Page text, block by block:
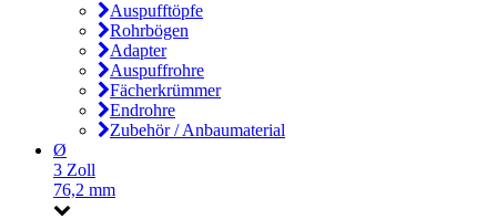
Auspufftöpfe
Rohrbögen
Adapter
Auspuffrohre
Fächerkrümmer
Endrohre
Zubehör / Anbaumaterial
Ø
3 Zoll
76,2 mm